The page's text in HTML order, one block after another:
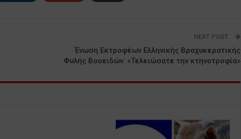
NEXT POST
Ένωση Εκτροφέων Ελληνικής Βραχυκερατικής
Φυλής Βοοειδών: «Τελειώσατε την κτηνοτροφία»